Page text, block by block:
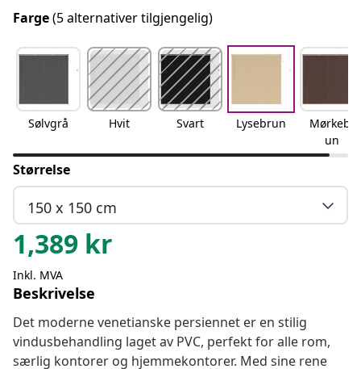
Farge(5 alternativer tilgjengelig)
Sølvgrå Hvit Svart Lysebrun
Mørkebr
un
Størrelse
150 x 150 cm
1,389 kr
Inkl. MVA
Beskrivelse
Det moderne venetianske persiennet er en stilig
vindusbehandling laget av PVC, perfekt for alle rom,
særlig kontorer og hjemmekontorer. Med sine rene